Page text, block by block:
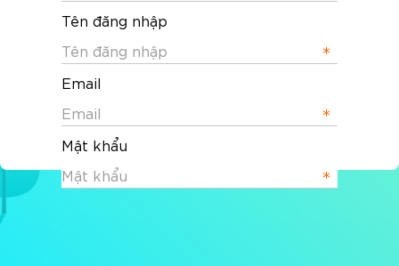
Tên đăng nhập
Email
Mật khẩu